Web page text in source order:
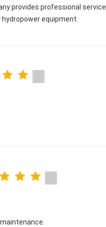
provides professional service
equipment.